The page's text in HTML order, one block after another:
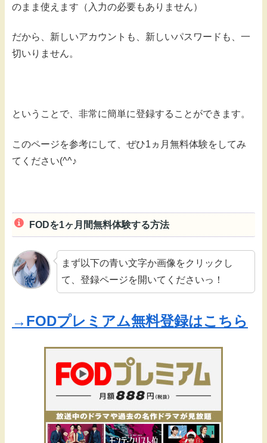
のまま使えます（入力の必要もありません）
だから、新しいアカウントも、新しいパスワードも、一
切いりません。
ということで、非常に簡単に登録することができます。
このページを参考にして、ぜひ1ヵ月無料体験をしてみ
てください(^^♪
FODを1ヶ月間無料体験する方法
まず以下の青い文字か画像をクリックし
て、登録ページを開いてくださいっ！
→FODプレミアム無料登録はこちら